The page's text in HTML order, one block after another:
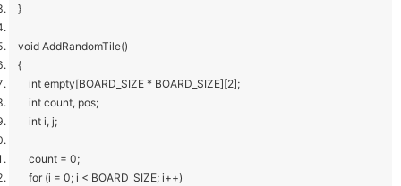
}
void AddRandomTile()
{
int empty[BOARD_SIZE * BOARD_SIZE][2];
int count, pos;
int i, j;
count = 0;
for (i = 0; i < BOARD_SIZE; i++)